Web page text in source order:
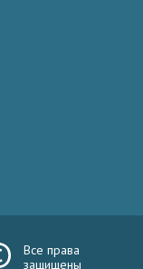
Все права
защищены